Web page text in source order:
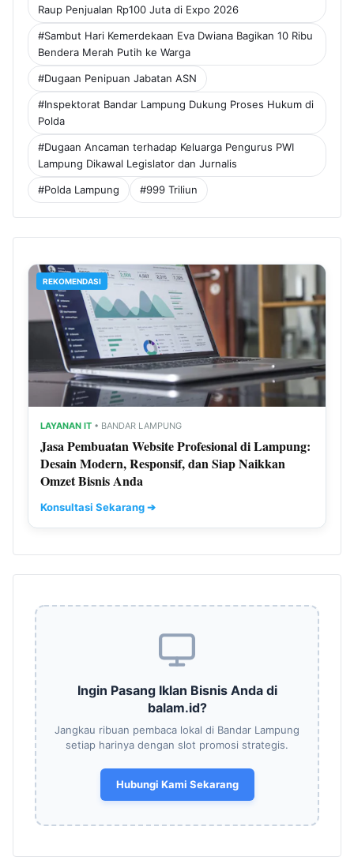
Raup Penjualan Rp100 Juta di Expo 2026
#Sambut Hari Kemerdekaan Eva Dwiana Bagikan 10 Ribu
Bendera Merah Putih ke Warga
#Dugaan Penipuan Jabatan ASN
#Inspektorat Bandar Lampung Dukung Proses Hukum di
Polda
#Dugaan Ancaman terhadap Keluarga Pengurus PWI
Lampung Dikawal Legislator dan Jurnalis
#Polda Lampung #999 Triliun
REKOMENDASI
LAYANAN IT • BANDAR LAMPUNG
Jasa Pembuatan Website Profesional di Lampung:
Desain Modern, Responsif, dan Siap Naikkan
Omzet Bisnis Anda
Konsultasi Sekarang ➔
Ingin Pasang Iklan Bisnis Anda di
balam.id?
Jangkau ribuan pembaca lokal di Bandar Lampung
setiap harinya dengan slot promosi strategis.
Hubungi Kami Sekarang